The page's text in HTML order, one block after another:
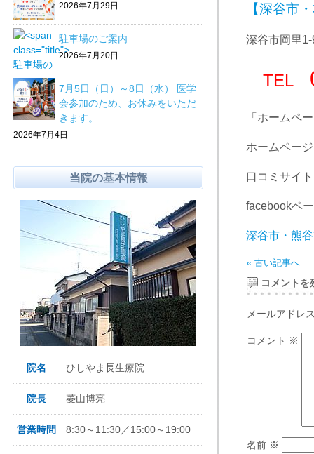
【深谷市
深谷市岡里
TEL
「ホームペ
ホームペー
口コミサイ
facebookペ
深谷市・熊
« 古い記事へ
コメントを
メールアドレ
コメント ※
名前 ※
2026年7月29日
駐車場のご案内
2026年7月20日
7月5日（日）～8日（水） 医学
会参加のため、お休みをいただ
きます。
2026年7月4日
当院の基本情報
院名 ひしやま長生療院
院長 菱山博亮
営業時間 8:30～11:30／15:00～19:00